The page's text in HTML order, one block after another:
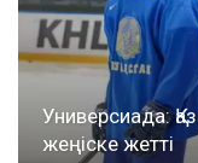
Универсиада:
жеңіске жетті